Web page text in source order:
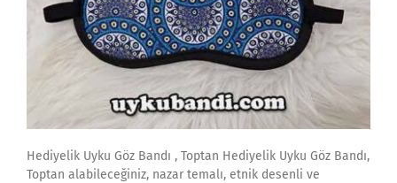
Hediyelik Uyku Göz Bandı , Toptan Hediyelik Uyku Göz Bandı,
Toptan alabileceğiniz, nazar temalı, etnik desenli ve